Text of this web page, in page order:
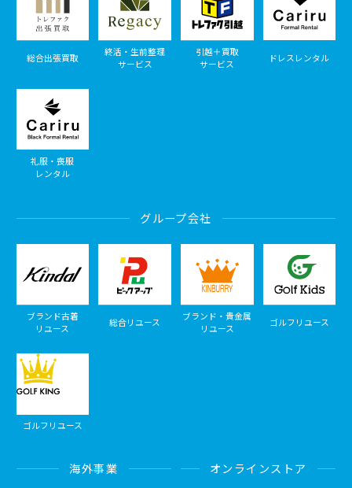
総合出張買取
終活・生前整理
サービス
引越＋買取
サービス
ドレスレンタル
礼服・喪服
レンタル
グループ会社
ブランド古着
リユース
総合リユース
ブランド・貴金属
リユース
ゴルフリユース
ゴルフリユース
海外事業 オンラインストア